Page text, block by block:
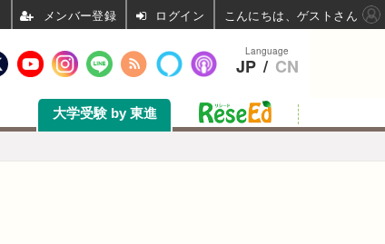
大学受験 by 東進
Language
JP / CN
ログイン こんにちは、ゲストさん